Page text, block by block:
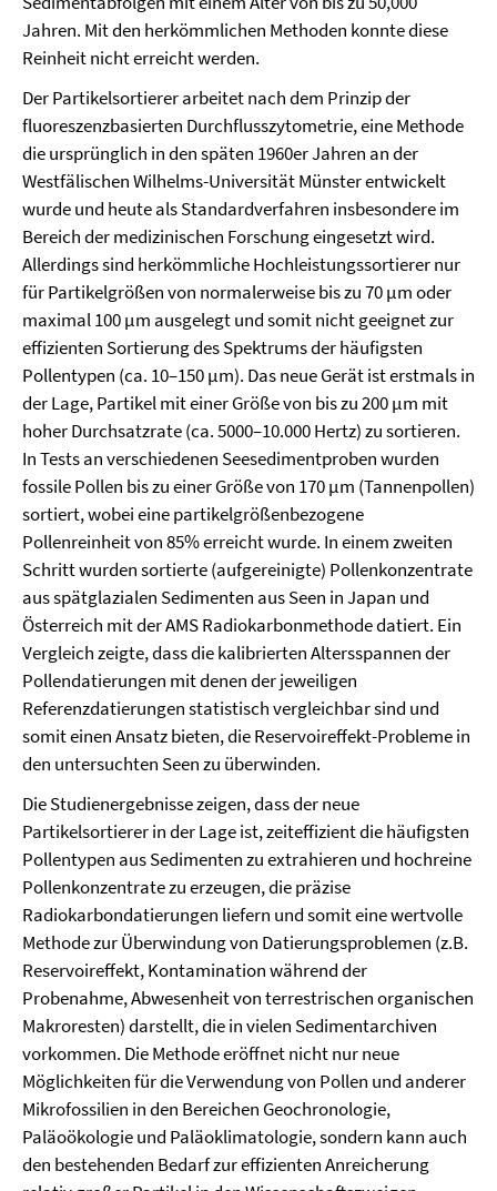
Jahren. Mit den herkömmlichen Methoden konnte diese
Reinheit nicht erreicht werden.
Der Partikelsortierer arbeitet nach dem Prinzip der
fluoreszenzbasierten Durchflusszytometrie, eine Methode
die ursprünglich in den späten 1960er Jahren an der
Westfälischen Wilhelms-Universität Münster entwickelt
wurde und heute als Standardverfahren insbesondere im
Bereich der medizinischen Forschung eingesetzt wird.
Allerdings sind herkömmliche Hochleistungssortierer nur
für Partikelgrößen von normalerweise bis zu 70 µm oder
maximal 100 µm ausgelegt und somit nicht geeignet zur
effizienten Sortierung des Spektrums der häufigsten
Pollentypen (ca. 10–150 µm). Das neue Gerät ist erstmals in
der Lage, Partikel mit einer Größe von bis zu 200 µm mit
hoher Durchsatzrate (ca. 5000–10.000 Hertz) zu sortieren.
In Tests an verschiedenen Seesedimentproben wurden
fossile Pollen bis zu einer Größe von 170 µm (Tannenpollen)
sortiert, wobei eine partikelgrößenbezogene
Pollenreinheit von 85% erreicht wurde. In einem zweiten
Schritt wurden sortierte (aufgereinigte) Pollenkonzentrate
aus spätglazialen Sedimenten aus Seen in Japan und
Österreich mit der AMS Radiokarbonmethode datiert. Ein
Vergleich zeigte, dass die kalibrierten Altersspannen der
Pollendatierungen mit denen der jeweiligen
Referenzdatierungen statistisch vergleichbar sind und
somit einen Ansatz bieten, die Reservoireffekt-Probleme in
den untersuchten Seen zu überwinden.
Die Studienergebnisse zeigen, dass der neue
Partikelsortierer in der Lage ist, zeiteffizient die häufigsten
Pollentypen aus Sedimenten zu extrahieren und hochreine
Pollenkonzentrate zu erzeugen, die präzise
Radiokarbondatierungen liefern und somit eine wertvolle
Methode zur Überwindung von Datierungsproblemen (z.B.
Reservoireffekt, Kontamination während der
Probenahme, Abwesenheit von terrestrischen organischen
Makroresten) darstellt, die in vielen Sedimentarchiven
vorkommen. Die Methode eröffnet nicht nur neue
Möglichkeiten für die Verwendung von Pollen und anderer
Mikrofossilien in den Bereichen Geochronologie,
Paläoökologie und Paläoklimatologie, sondern kann auch
den bestehenden Bedarf zur effizienten Anreicherung